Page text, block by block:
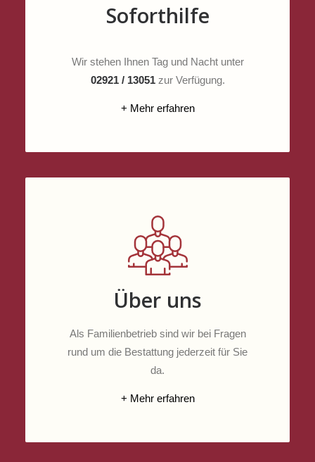
Soforthilfe
Wir stehen Ihnen Tag und Nacht unter
02921 / 13051zur Verfügung.
+ Mehr erfahren
Über uns
Als Familienbetrieb sind wir bei Fragen
rund um die Bestattung jederzeit für Sie
da.
+ Mehr erfahren